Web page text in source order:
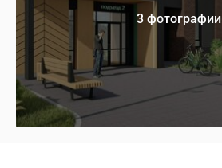
3 фотографии